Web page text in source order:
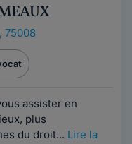
75008
assister en
plus
du droit... Lire la